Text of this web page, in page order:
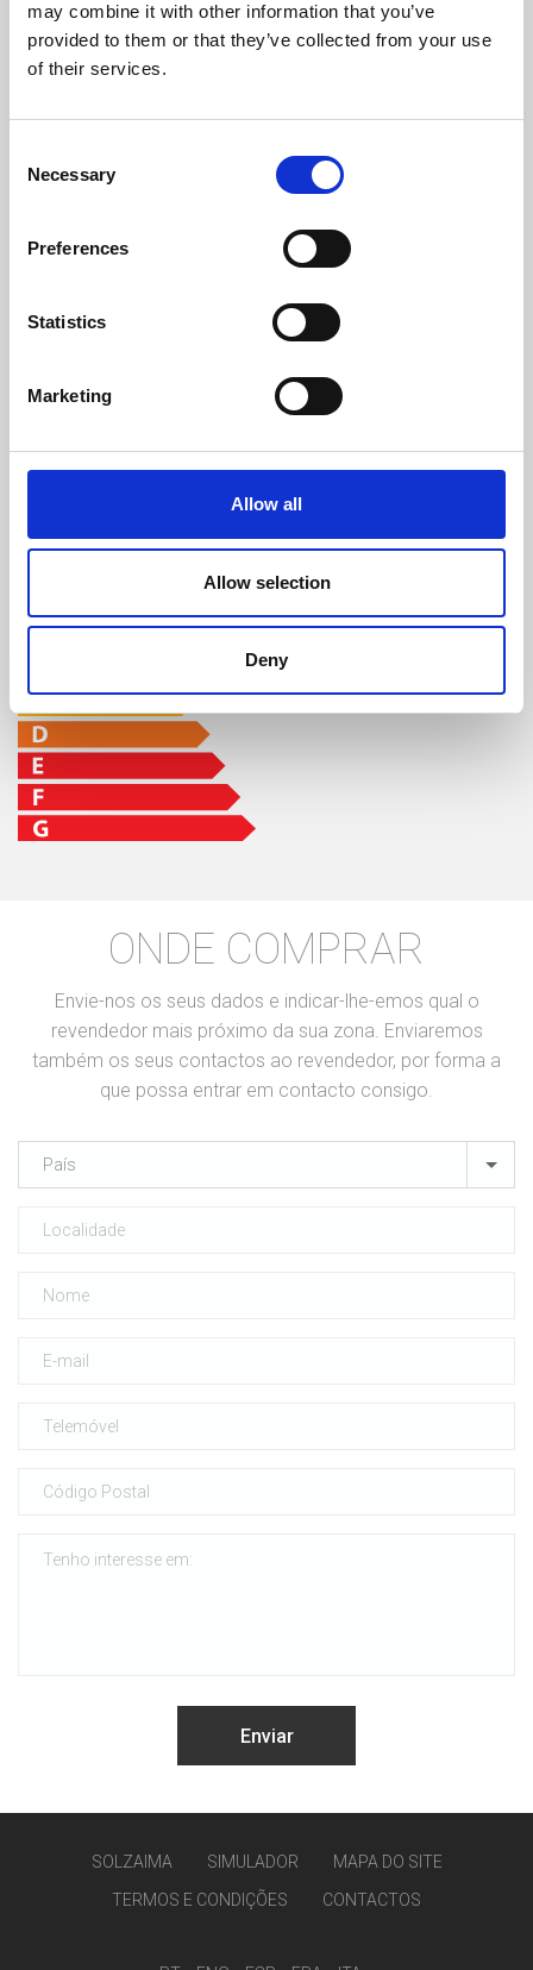
may combine it with other information that you’ve
provided to them or that they’ve collected from your use
of their services.
Selection
Necessary
Preferences
Statistics
Marketing
Allow all
Allow selection
Deny
Peso (kg)
Diámetro da chaminé (mm)
Nível Ruido Máximo (Db)
Autonomia Min/Max (h)
ONDE COMPRAR
Envie-nos os seus dados e indicar-lhe-emos qual o
revendedor mais próximo da sua zona. Enviaremos
também os seus contactos ao revendedor, por forma a
que possa entrar em contacto consigo.
País
SOLZAIMA SIMULADOR
MAPA DO SITE
TERMOS E CONDIÇÕES
CONTACTOS